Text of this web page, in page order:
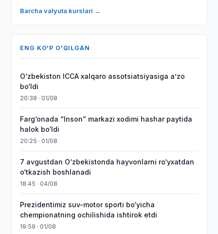
Barcha valyuta kurslari →
ENG KO'P O'QILGAN
O‘zbekiston ICCA xalqaro assotsiatsiyasiga aʼzo
bo‘ldi
20:38 · 01/08
Farg‘onada “Inson” markazi xodimi hashar paytida
halok bo‘ldi
20:25 · 01/08
7 avgustdan O‘zbekistonda hayvonlarni ro‘yxatdan
o‘tkazish boshlanadi
18:45 · 04/08
Prezidentimiz suv-motor sporti bo‘yicha
chempionatning ochilishida ishtirok etdi
19:59 · 01/08